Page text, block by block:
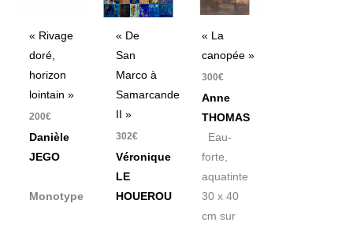
« Rivage
doré,
horizon
lointain »
200€
Danièle
JEGO
Monotype
« De
San
Marco à
Samarcande
II »
302€
Véronique
LE
HOUEROU
« La
canopée »
300€
Anne
THOMAS
Eau-
forte,
aquatinte
30 x 40
cm sur